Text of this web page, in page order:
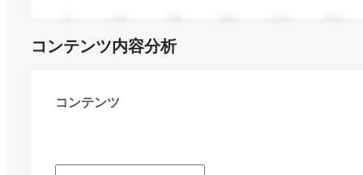
コンテンツ内容分析
コンテンツ